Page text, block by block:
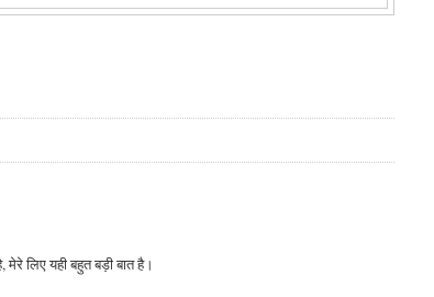
मेरे लिए यही बहुत बड़ी बात है।